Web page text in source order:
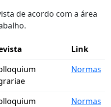
de acordo com a área
Link
Normas
Normas